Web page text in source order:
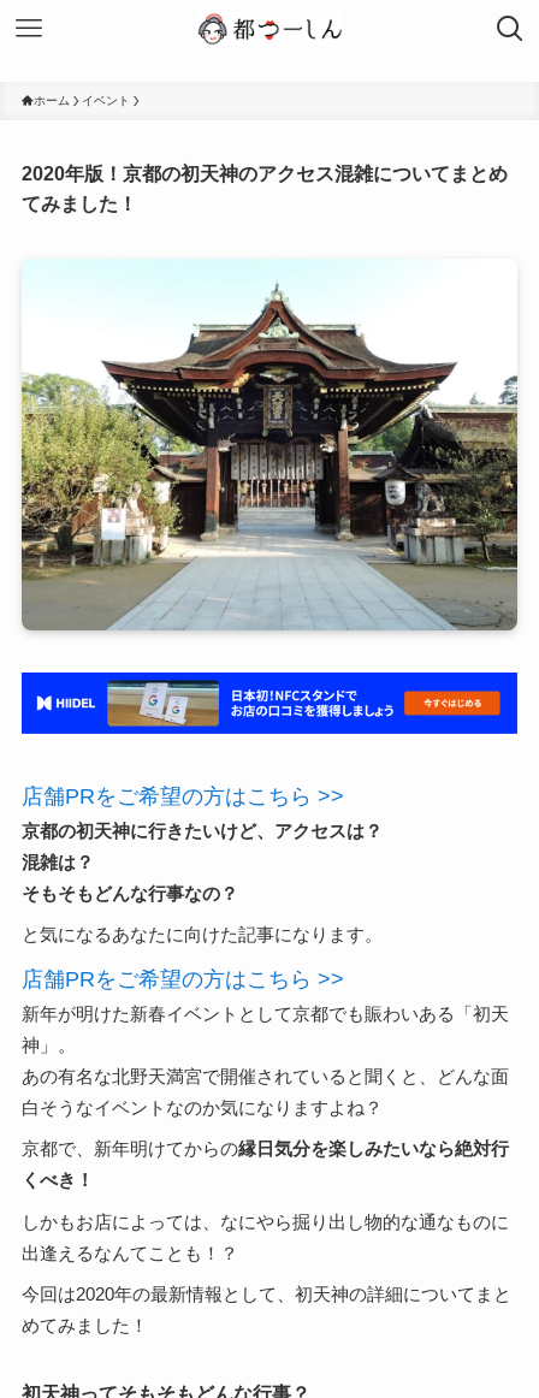
ホーム イベント
2020年版！京都の初天神のアクセス混雑についてまとめ
てみました！
店舗PRをご希望の方はこちら >>
京都の初天神に行きたいけど、アクセスは？
混雑は？
そもそもどんな行事なの？
と気になるあなたに向けた記事になります。
店舗PRをご希望の方はこちら >>
新年が明けた新春イベントとして京都でも賑わいある「初天
神」。
あの有名な北野天満宮で開催されていると聞くと、どんな面
白そうなイベントなのか気になりますよね？
京都で、新年明けてからの縁日気分を楽しみたいなら絶対行
くべき！
しかもお店によっては、なにやら掘り出し物的な通なものに
出逢えるなんてことも！？
今回は2020年の最新情報として、初天神の詳細についてまと
めてみました！
初天神ってそもそもどんな行事？